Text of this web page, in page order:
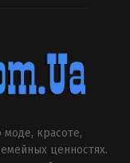
красоте,
ценностях.